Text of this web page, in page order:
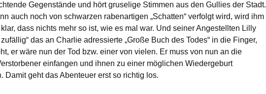
Gegenstände und hört gruselige Stimmen aus den Gullies der Stadt.
auch noch von schwarzen rabenartigen „Schatten“ verfolgt wird, wird ihm
klar, dass nichts mehr so ist, wie es mal war. Und seiner Angestellten Lilly
zufällig“ das an Charlie adressierte „Große Buch des Todes“ in die Finger,
er wäre nun der Tod bzw. einer von vielen. Er muss von nun an die
einfangen und ihnen zu einer möglichen Wiedergeburt
Damit geht das Abenteuer erst so richtig los.